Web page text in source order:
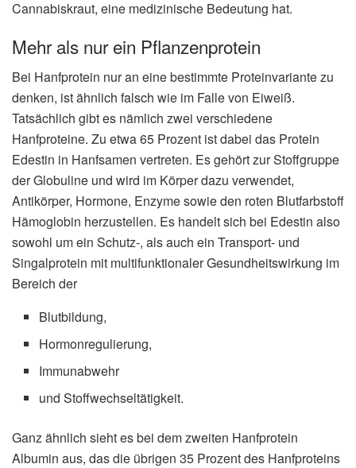
Cannabiskraut, eine medizinische Bedeutung hat.
Mehr als nur ein Pflanzenprotein
Bei Hanfprotein nur an eine bestimmte Proteinvariante zu
denken, ist ähnlich falsch wie im Falle von Eiweiß.
Tatsächlich gibt es nämlich zwei verschiedene
Hanfproteine. Zu etwa 65 Prozent ist dabei das Protein
Edestin in Hanfsamen vertreten. Es gehört zur Stoffgruppe
der Globuline und wird im Körper dazu verwendet,
Antikörper, Hormone, Enzyme sowie den roten Blutfarbstoff
Hämoglobin herzustellen. Es handelt sich bei Edestin also
sowohl um ein Schutz-, als auch ein Transport- und
Singalprotein mit multifunktionaler Gesundheitswirkung im
Bereich der
Blutbildung,
Hormonregulierung,
Immunabwehr
und Stoffwechseltätigkeit.
Ganz ähnlich sieht es bei dem zweiten Hanfprotein
Albumin aus, das die übrigen 35 Prozent des Hanfproteins